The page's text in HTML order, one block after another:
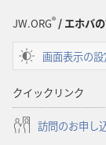
JW.ORG®/ エホバ
画面表示の
クイックリンク
訪問のお申し